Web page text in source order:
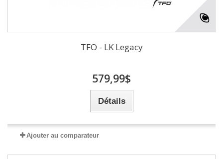
TFO - LK Legacy
579,99$
Détails
Ajouter au comparateur